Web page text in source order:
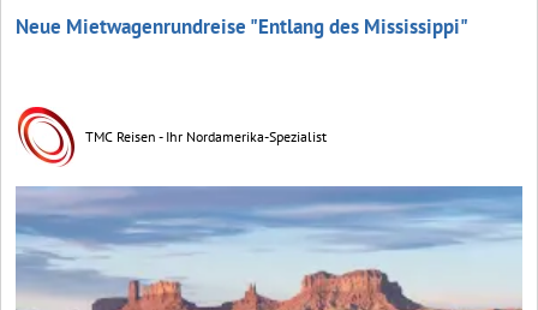
Neue Mietwagenrundreise "Entlang des Mississippi"
TMC Reisen - Ihr Nordamerika-Spezialist